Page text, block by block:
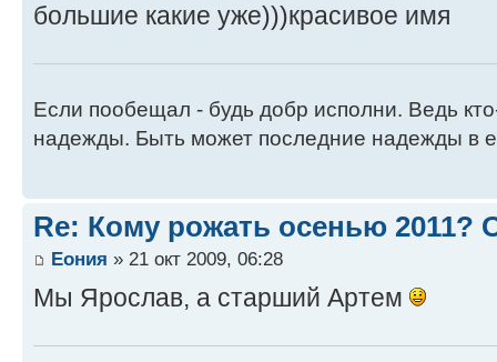
большие какие уже)))красивое имя
Если пообещал - будь добр исполни. Ведь
надежды. Быть может последние надежды в
Re: Кому рожать осенью 2011?
Еония » 21 окт 2009, 06:28
Мы Ярослав, а старший Артем